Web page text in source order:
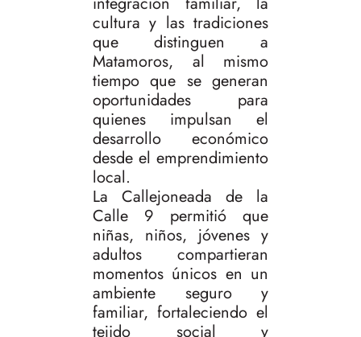
cultura y las tradiciones
que distinguen a
Matamoros, al mismo
tiempo que se generan
oportunidades para
quienes impulsan el
desarrollo económico
desde el emprendimiento
local.
La Callejoneada de la
Calle 9 permitió que
niñas, niños, jóvenes y
adultos compartieran
momentos únicos en un
ambiente seguro y
familiar, fortaleciendo el
tejido social y